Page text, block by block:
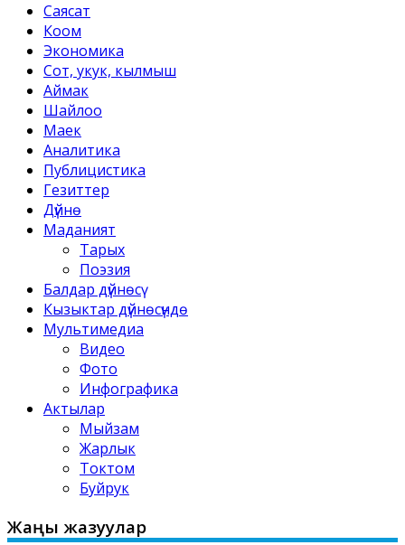
Саясат
Коом
Экономика
Сот, укук, кылмыш
Аймак
Шайлоо
Маек
Аналитика
Публицистика
Гезиттер
Дүйнө
Маданият
Тарых
Поэзия
Балдар дүйнөсү
Кызыктар дүйнөсүндө
Мультимедиа
Видео
Фото
Инфографика
Актылар
Мыйзам
Жарлык
Токтом
Буйрук
Жаңы жазуулар